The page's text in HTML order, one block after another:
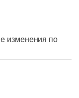
изменения по